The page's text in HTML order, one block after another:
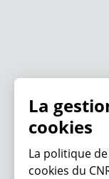
La
cookies
La politique
cookies du